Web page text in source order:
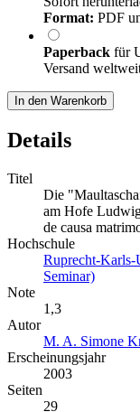
Format: PDF
Paperback für
Versand
In den Warenkorb
Details
Titel
Die
am Hofe
de causa
Hochschule
Ruprecht-
Seminar)
Note
1,3
Autor
M. A. Simone
Erscheinungsjahr
2003
Seiten
29